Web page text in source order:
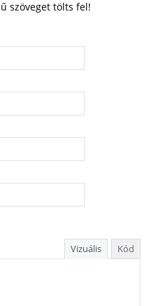
szöveget tölts fel!
Vizuális Kód